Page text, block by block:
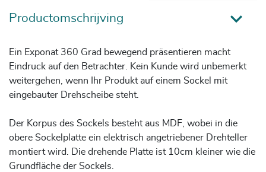
Productomschrijving
Ein Exponat 360 Grad bewegend präsentieren macht
Eindruck auf den Betrachter. Kein Kunde wird unbemerkt
weitergehen, wenn Ihr Produkt auf einem Sockel mit
eingebauter Drehscheibe steht.
Der Korpus des Sockels besteht aus MDF, wobei in die
obere Sockelplatte ein elektrisch angetriebener Drehteller
montiert wird. Die drehende Platte ist 10cm kleiner wie die
Grundfläche der Sockels.